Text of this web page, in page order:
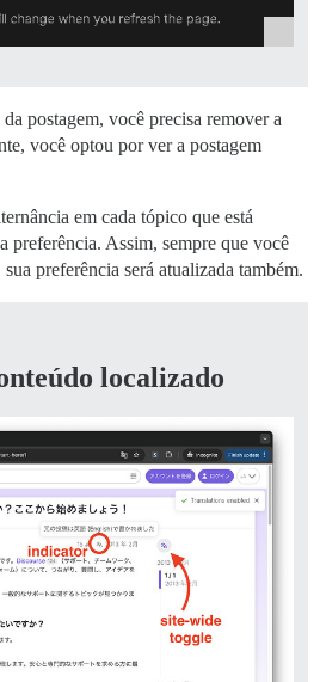
postagem, você precisa remover a
você optou por ver a postagem
em cada tópico que está
preferência. Assim, sempre que você
preferência será atualizada também.
localizado